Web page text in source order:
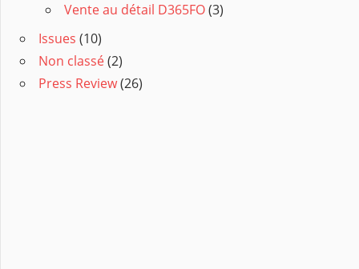
Vente au détail D365FO(3)
Issues (10)
Non classé(2)
Press Review(26)